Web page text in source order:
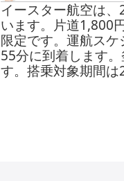
イースター航空は
います。片道1,800
限定です。運航ス
55分に到着します
す。搭乗対象期間は